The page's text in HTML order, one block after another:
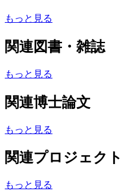
もっと見る
関連図書・雑誌
もっと見る
関連博士論文
もっと見る
関連プロジェクト
もっと見る